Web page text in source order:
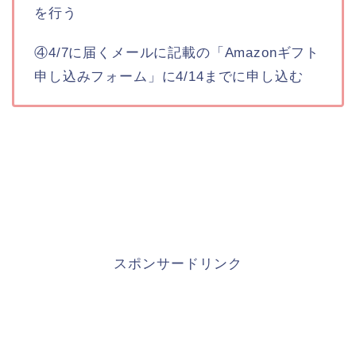
を行う
④4/7に届くメールに記載の「Amazonギフト
申し込みフォーム」に4/14までに申し込む
スポンサードリンク